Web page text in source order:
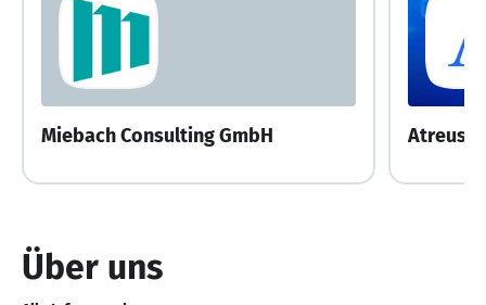
Miebach Consulting GmbH Atreus
Über uns